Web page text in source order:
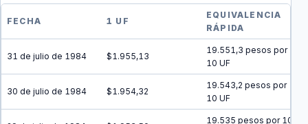
FECHA 1 UF
EQUIVALENCIA
RÁPIDA
31 de julio de 1984 $1.955,13
19.551,3 pesos por
10 UF
30 de julio de 1984 $1.954,32
19.543,2 pesos por
10 UF
19.535 pesos por 10